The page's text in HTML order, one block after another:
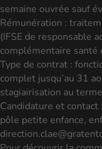
semaine ouvrée sauf
Rémunération :
(IFSE de responsable
complémentaire santé
Type de contrat :
complet jusqu’au 31
stagiairisation au
Candidature et
pôle petite enfance,